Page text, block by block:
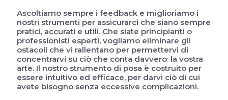
Ascoltiamo sempre i feedback e miglioriamo i
nostri strumenti per assicurarci che siano sempre
pratici, accurati e utili. Che siate principianti o
professionisti esperti, vogliamo eliminare gli
ostacoli che vi rallentano per permettervi di
concentrarvi su ciò che conta davvero: la vostra
arte. Il nostro strumento di posa è costruito per
essere intuitivo ed efficace, per darvi ciò di cui
avete bisogno senza eccessive complicazioni.